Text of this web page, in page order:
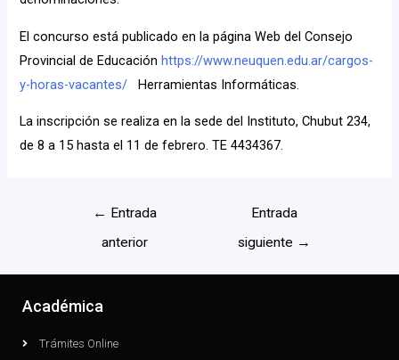
El concurso está publicado en la página Web del Consejo
Provincial de Educaciónhttps://www.neuquen.edu.ar/cargos-
y-horas-vacantes/ Herramientas Informáticas.
La inscripción se realiza en la sede del Instituto, Chubut 234,
de 8 a 15 hasta el 11 de febrero. TE 4434367.
← Entrada
anterior
Entrada
siguiente →
Académica
Trámites Online